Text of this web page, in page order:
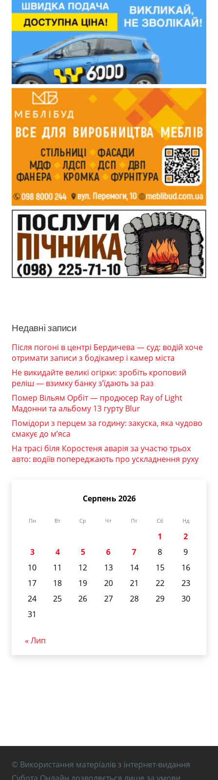
Недавні записи
Після погоні в центрі Бердичева — суд: водій хоче
отримати записи з бодікамер і камер міста
Не викидайте великі огірки: зробіть кроповий
реліш — взимку банку з’їдають за раз
Помер Вільям Орбіт — продюсер Ray of Light
Мадонни та альбому 13 гурту Blur
Помідори з перцем за годину: закуска, яка чудово
смакує до м’яса
На трасі біля Коростеня аварія за участю трьох
авто: водіїв попереджають про ускладнення руху
Серпень 2026
Пн Вт Ср Чт Пт Сб Нд
1
2
3
4 5 6 7 8
9
10
11 12 13 14 15
16
17
18 19 20 21 22
23
24
25 26 27 28 29
30
31
« Лип
© Використання матеріалів з інтернет-видання